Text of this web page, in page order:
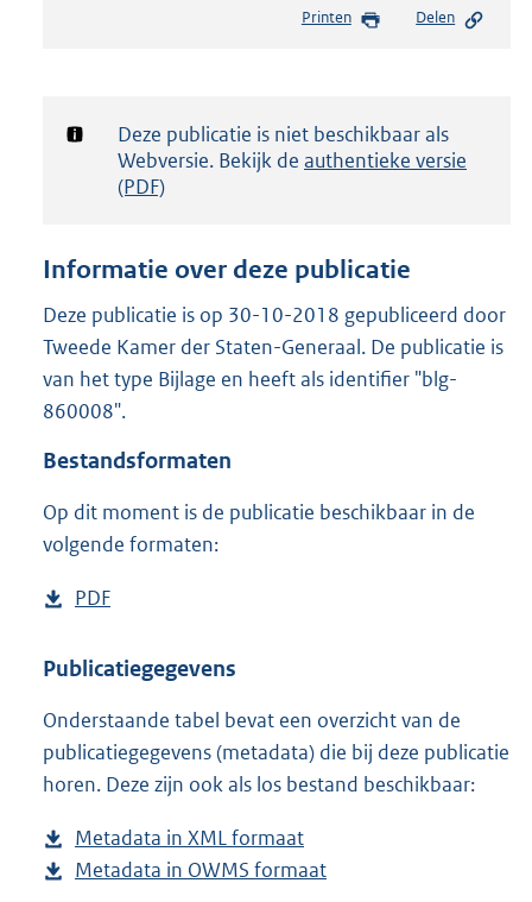
s
d
g
t
e
:
4
Printen Delen
Notificatie:
Deze publicatie is niet beschikbaar als
Webversie. Bekijk de authentieke versie
(PDF)
Informatie over deze publicatie
Deze publicatie is op 30-10-2018 gepubliceerd door
Tweede Kamer der Staten-Generaal. De publicatie is
van het type Bijlage en heeft als identifier "blg-
860008".
Bestandsformaten
Op dit moment is de publicatie beschikbaar in de
volgende formaten:
D
w
l
o
a
p
u
PDF
s
a
n
d
g
r
Publicatiegegevens
Onderstaande tabel bevat een overzicht van de
publicatiegegevens (metadata) die bij deze publicatie
horen. Deze zijn ook als los bestand beschikbaar:
Metadata in XML formaat
e
Metadata in OWMS formaat